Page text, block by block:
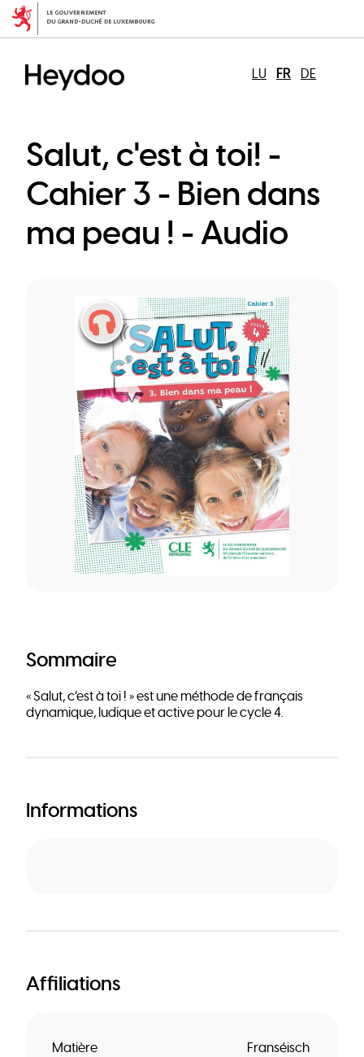
Aller
au
principal
LU FR DE
Salut, c'est à toi! -
Cahier 3 - Bien dans
ma peau ! - Audio
Sommaire
« Salut, c’est à toi ! » est une méthode de français
dynamique, ludique et active pour le cycle 4.
Informations
Affiliations
Matière Franséisch